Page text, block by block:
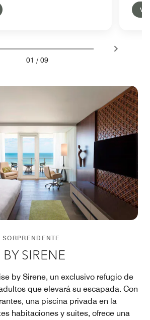
01 / 09
SIRENE
by Sirene, un exclusivo refugio de
que elevará su escapada. Con
una piscina privada en la
habitaciones y suites, ofrece una